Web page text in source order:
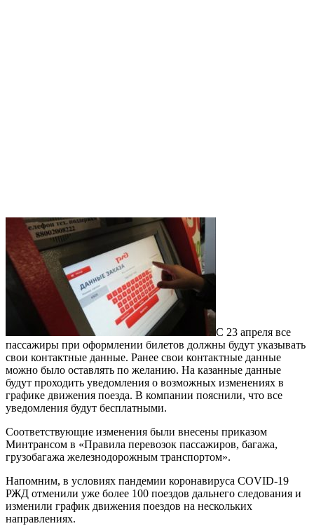
С 23 апреля все
пассажиры при оформлении билетов должны будут указывать
свои контактные данные. Ранее свои контактные данные
можно было оставлять по желанию. На казанные данные
будут проходить уведомления о возможных изменениях в
графике движения поезда. В компании пояснили, что все
уведомления будут бесплатными.
Соответствующие изменения были внесены приказом
Минтрансом в «Правила перевозок пассажиров, багажа,
грузобагажа железнодорожным транспортом».
Напомним, в условиях пандемии коронавируса COVID-19
РЖД отменили уже более 100 поездов дальнего следования и
изменили график движения поездов на нескольких
направлениях.